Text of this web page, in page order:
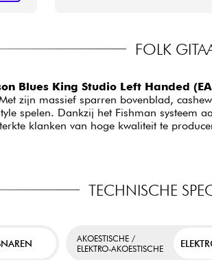
FOLK
Blues King Studio Left Handed
zijn massief sparren bovenblad,
spelen. Dankzij het Fishman systeem
klanken van hoge kwaliteit te
TECHNISCHE
AKOESTISCHE /
ELEKTRO-AKOESTISCHE